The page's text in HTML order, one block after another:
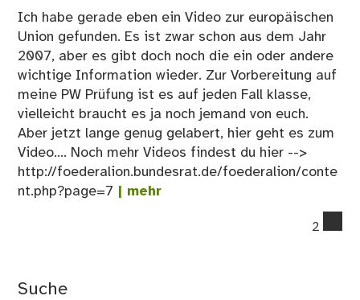
Ich habe gerade eben ein Video zur europäischen
Union gefunden. Es ist zwar schon aus dem Jahr
2007, aber es gibt doch noch die ein oder andere
wichtige Information wieder. Zur Vorbereitung auf
meine PW Prüfung ist es auf jeden Fall klasse,
vielleicht braucht es ja noch jemand von euch.
Aber jetzt lange genug gelabert, hier geht es zum
Video.... Noch mehr Videos findest du hier -->
http://foederalion.bundesrat.de/foederalion/conte
nt.php?page=7 | mehr
2
Suche